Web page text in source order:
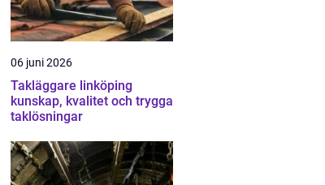
06 juni 2026
Takläggare linköping
kunskap, kvalitet och trygga
taklösningar